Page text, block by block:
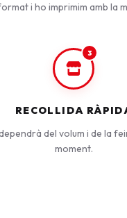
i ho imprimim amb la
3
RECOLLIDA
del volum i de la
moment.